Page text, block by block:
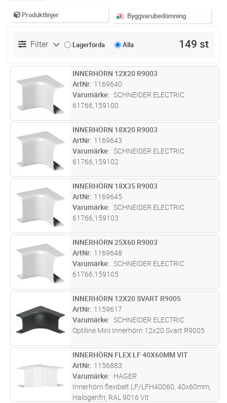
Produktlinjer Byggvarubedömning
Filter Lagerförda Alla 149 st
ST Lägg i kundvagn
INNERHÖRN 12X20 R9003
ArtNr 1169640
Varumärke
SCHNEIDER ELECTRIC
61766,159100
ST Lägg i kundvagn
INNERHÖRN 18X20 R9003
ArtNr 1169643
Varumärke
SCHNEIDER ELECTRIC
61766,159102
ST Lägg i kundvagn
INNERHÖRN 18X35 R9003
ArtNr 1169645
Varumärke
SCHNEIDER ELECTRIC
61766,159103
ST Lägg i kundvagn
INNERHÖRN 25X60 R9003
ArtNr 1169648
Varumärke
SCHNEIDER ELECTRIC
61766,159105
ST Lägg i kundvagn
INNERHÖRN 12X20 SVART R9005
ArtNr 1159617
Varumärke
SCHNEIDER ELECTRIC
Optiline Mini Innerhörn 12x20 Svart R9005
ST Lägg i kundvagn
INNERHÖRN FLEX LF 40X60MM VIT
ArtNr 1156883
Varumärke
HAGER
Innerhörn flexibelt LF/LFH40060, 40x60mm,
Halogenfri, RAL 9016 Vit